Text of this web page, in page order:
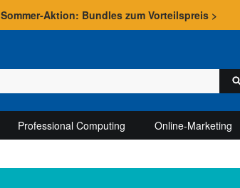
Sommer-Aktion: Bundles zum Vorteilspreis >
Professional Computing Online-Marketing